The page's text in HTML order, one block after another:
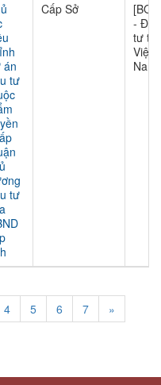
án
tư
tư
Cấp Sở
[BQL]
- Đầu
tư tại
Việt
Nam
4 5 6 7
»